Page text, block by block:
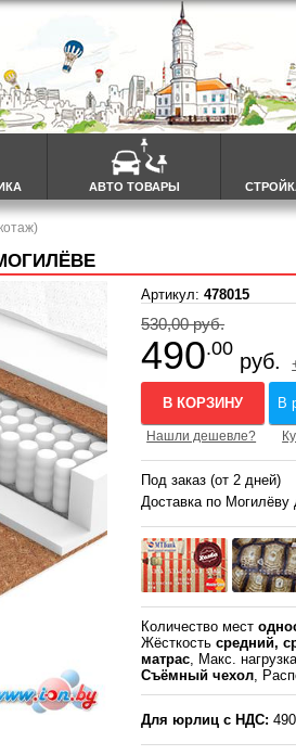
АВТО ТОВАРЫ
Артикул:478015
530,00 руб.
490.00
руб.
В КОРЗИНУ В
Нашли дешевле?
Под заказ (от 2 дней)
Доставка по Могилёву
Количество мест
Жёсткостьсредний,
матрас, Макс.
Съёмный чехол,
Для юрлиц с НДС: